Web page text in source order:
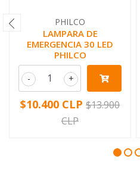
PHILCO
LAMPARA DE
EMERGENCIA 30 LED
PHILCO
+
-
$10.400 CLP $13.900
CLP